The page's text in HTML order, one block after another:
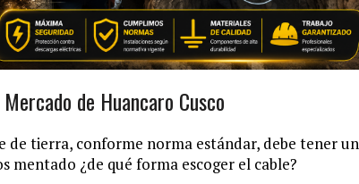
de Huancaro Cusco
de tierra, conforme norma estándar, debe tener un
¿de qué forma escoger el cable?